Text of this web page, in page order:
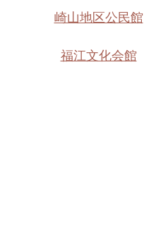
崎山地区公民館
福江文化会館